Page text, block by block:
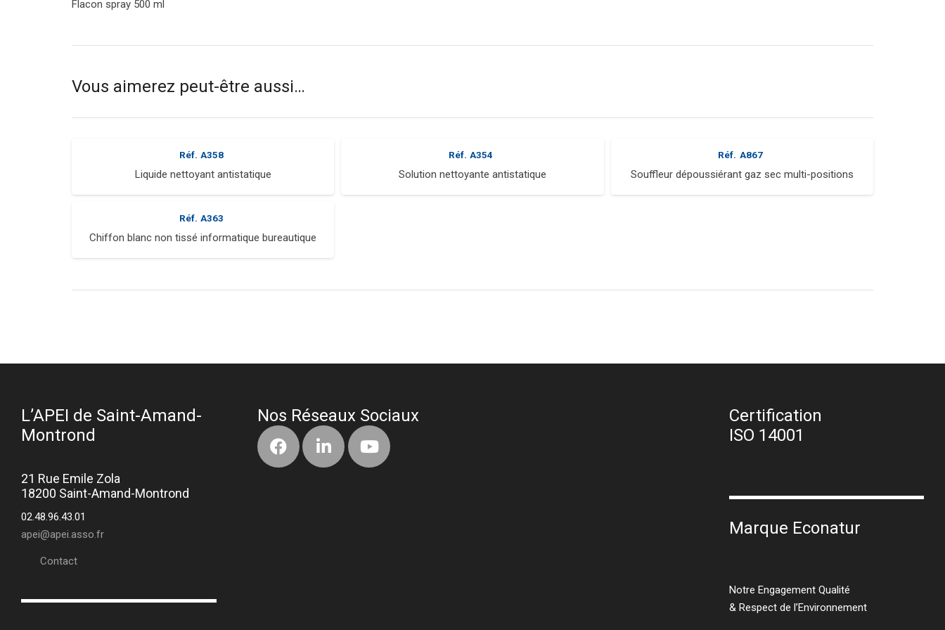
Flacon spray 500 ml
Vous aimerez peut-être aussi…
Réf. A358
Liquide nettoyant antistatique
Réf. A354
Solution nettoyante antistatique
Réf. A867
Souffleur dépoussiérant gaz sec multi-positions
Réf. A363
Chiffon blanc non tissé informatique bureautique
L’APEI de Saint-Amand-
Montrond
21 Rue Emile Zola
18200 Saint-Amand-Montrond
02.48.96.43.01
apei@apei.asso.fr
Contact
Nos Réseaux Sociaux
Certification
ISO 14001
Marque Econatur
Notre Engagement Qualité
& Respect de l’Environnement